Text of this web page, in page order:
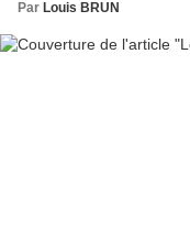
Par Louis BRUN